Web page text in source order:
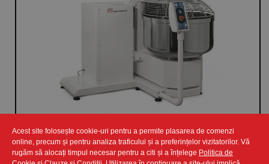
Acest site folosește cookie-uri pentru a permite plasarea de comenzi
online, precum și pentru analiza traficului și a preferințelor vizitatorilor. Vă
rugăm să alocați timpul necesar pentru a citi și a înțelege Politica de
Malaxor automat cu spirala, capacitate 80 kg, motor spirala cu 2
viteze 3000/5200W